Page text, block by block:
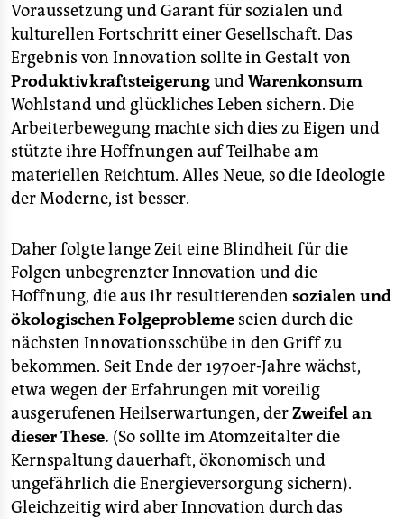
epaper login
Voraussetzung und Garant für sozialen und
kulturellen Fortschritt einer Gesellschaft. Das
Ergebnis von Innovation sollte in Gestalt von
ProduktivkraftsteigerungundWarenkonsum
Wohlstand und glückliches Leben sichern. Die
Arbeiterbewegung machte sich dies zu Eigen und
stützte ihre Hoffnungen auf Teilhabe am
materiellen Reichtum. Alles Neue, so die Ideologie
der Moderne, ist besser.
Daher folgte lange Zeit eine Blindheit für die
Folgen unbegrenzter Innovation und die
Hoffnung, die aus ihr resultierenden sozialen und
ökologischen Folgeprobleme seien durch die
nächsten Innovationsschübe in den Griff zu
bekommen. Seit Ende der 1970er-Jahre wächst,
etwa wegen der Erfahrungen mit voreilig
ausgerufenen Heilserwartungen, derZweifel an
dieser These. (So sollte im Atomzeitalter die
Kernspaltung dauerhaft, ökonomisch und
ungefährlich die Energieversorgung sichern).
Gleichzeitig wird aber Innovation durch das